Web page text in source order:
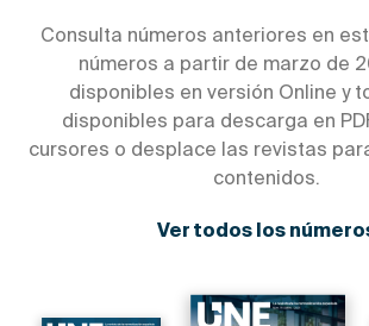
Consulta números anteriores en
números a partir de marzo de
disponibles en versión Online y
disponibles para descarga en
cursores o desplace las revistas
contenidos.
Ver todos los